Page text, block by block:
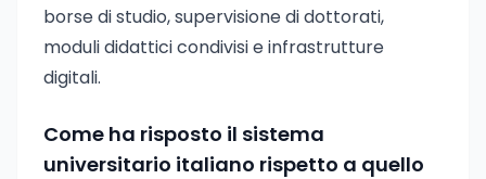
borse di studio, supervisione di dottorati,
moduli didattici condivisi e infrastrutture
digitali.
Come ha risposto il sistema
universitario italiano rispetto a quello